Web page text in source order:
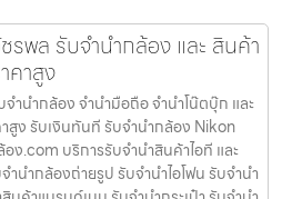
พล รับจํานํากล้อง และ สินค้า
คาสูง
านํากล้อง จำนำมือถือ จำนำโน๊ตบุ๊ก และ
สูง รับเงินทันที รับจำนำกล้อง Nikon
ง.com บริการรับจํานําสินค้าไอที และ
นํากล้องถ่ายรูป รับจํานําไอโฟน รับจํานํา